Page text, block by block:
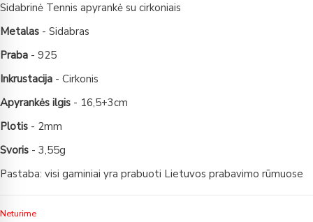
Sidabrinė Tennis apyrankė su cirkoniais
Metalas - Sidabras
Praba - 925
Inkrustacija - Cirkonis
Apyrankės ilgis - 16,5+3cm
Plotis - 2mm
Svoris - 3,55g
Pastaba: visi gaminiai yra prabuoti Lietuvos prabavimo rūmuose
Neturime